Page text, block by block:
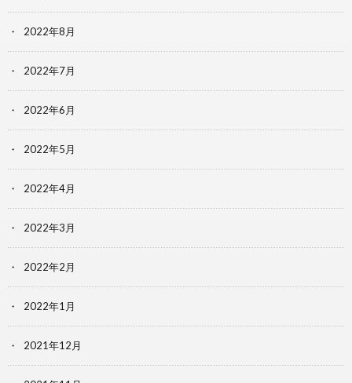
2022年8月
2022年7月
2022年6月
2022年5月
2022年4月
2022年3月
2022年2月
2022年1月
2021年12月